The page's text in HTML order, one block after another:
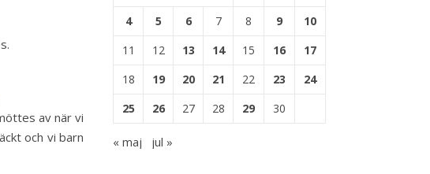
av när vi
och vi barn
4
5 6 7 8 9
10
11
12 13 14 15 16
17
18
19 20 21 22 23
24
25
26 27 28 29 30
« maj jul »